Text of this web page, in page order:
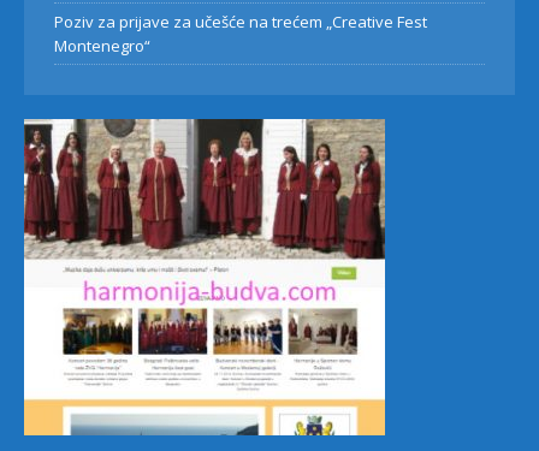
Poziv za prijave za učešće na trećem „Creative Fest
Montenegro“